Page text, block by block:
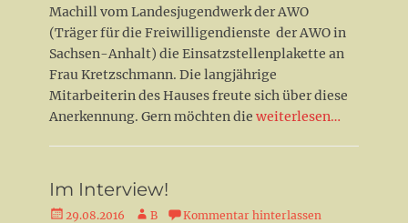
Machill vom Landesjugendwerk der AWO
(Träger für die Freiwilligendienste der AWO in
Sachsen-Anhalt) die Einsatzstellenplakette an
Frau Kretzschmann. Die langjährige
Mitarbeiterin des Hauses freute sich über diese
Anerkennung. Gern möchten die weiterlesen…
Im Interview!
Veröffentlicht
29.08.2016 Autor
B Kommentar hinterlassen